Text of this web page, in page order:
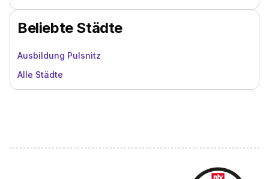
Beliebte Städte
Ausbildung Pulsnitz
Alle Städte